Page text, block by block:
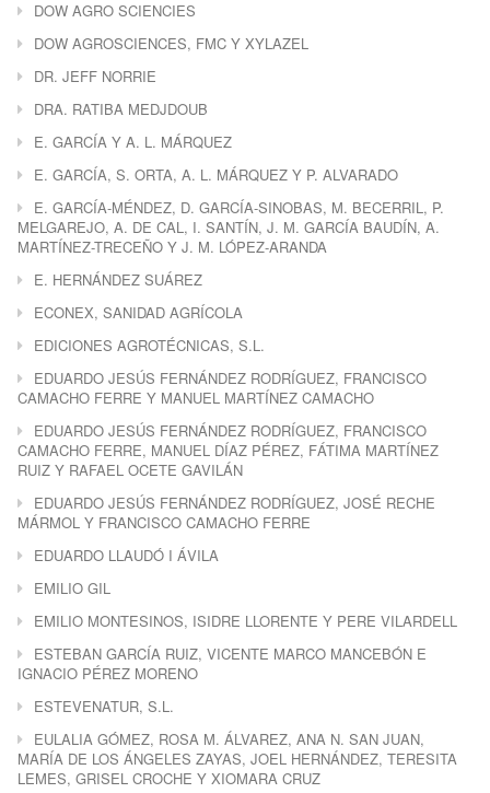
DOW AGRO SCIENCIES
DOW AGROSCIENCES, FMC Y XYLAZEL
DR. JEFF NORRIE
DRA. RATIBA MEDJDOUB
E. GARCÍA Y A. L. MÁRQUEZ
E. GARCÍA, S. ORTA, A. L. MÁRQUEZ Y P. ALVARADO
E. GARCÍA-MÉNDEZ, D. GARCÍA-SINOBAS, M. BECERRIL, P.
MELGAREJO, A. DE CAL, I. SANTÍN, J. M. GARCÍA BAUDÍN, A.
MARTÍNEZ-TRECEÑO Y J. M. LÓPEZ-ARANDA
E. HERNÁNDEZ SUÁREZ
ECONEX, SANIDAD AGRÍCOLA
EDICIONES AGROTÉCNICAS, S.L.
EDUARDO JESÚS FERNÁNDEZ RODRÍGUEZ, FRANCISCO
CAMACHO FERRE Y MANUEL MARTÍNEZ CAMACHO
EDUARDO JESÚS FERNÁNDEZ RODRÍGUEZ, FRANCISCO
CAMACHO FERRE, MANUEL DÍAZ PÉREZ, FÁTIMA MARTÍNEZ
RUIZ Y RAFAEL OCETE GAVILÁN
EDUARDO JESÚS FERNÁNDEZ RODRÍGUEZ, JOSÉ RECHE
MÁRMOL Y FRANCISCO CAMACHO FERRE
EDUARDO LLAUDÓ I ÁVILA
EMILIO GIL
EMILIO MONTESINOS, ISIDRE LLORENTE Y PERE VILARDELL
ESTEBAN GARCÍA RUIZ, VICENTE MARCO MANCEBÓN E
IGNACIO PÉREZ MORENO
ESTEVENATUR, S.L.
EULALIA GÓMEZ, ROSA M. ÁLVAREZ, ANA N. SAN JUAN,
MARÍA DE LOS ÁNGELES ZAYAS, JOEL HERNÁNDEZ, TERESITA
LEMES, GRISEL CROCHE Y XIOMARA CRUZ